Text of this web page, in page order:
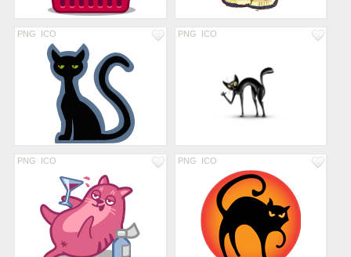
PNG ICO PNG ICO
PNG ICO PNG ICO